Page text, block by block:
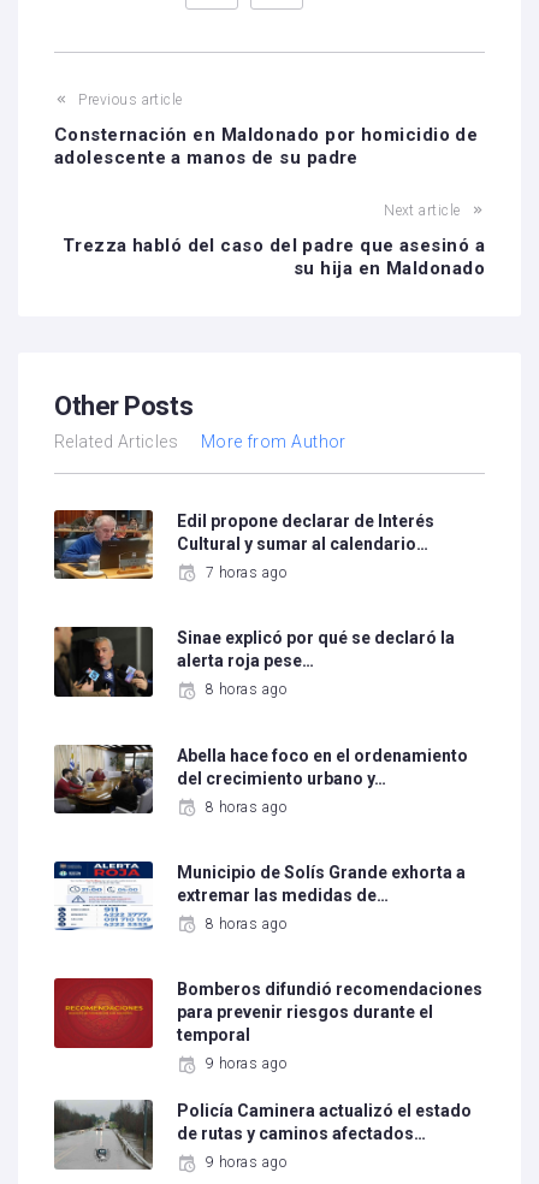
Previous article
Consternación en Maldonado por homicidio de
adolescente a manos de su padre
Next article
Trezza habló del caso del padre que asesinó a
su hija en Maldonado
Other Posts
Related Articles More from Author
Edil propone declarar de Interés
Cultural y sumar al calendario…
7 horas ago
Sinae explicó por qué se declaró la
alerta roja pese…
8 horas ago
Abella hace foco en el ordenamiento
del crecimiento urbano y…
8 horas ago
Municipio de Solís Grande exhorta a
extremar las medidas de…
8 horas ago
Bomberos difundió recomendaciones
para prevenir riesgos durante el
temporal
9 horas ago
Policía Caminera actualizó el estado
de rutas y caminos afectados…
9 horas ago